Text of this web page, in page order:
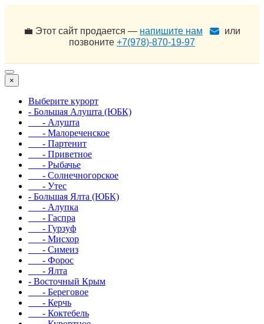
💼 Этот сайт продается — напишите нам
или
позвоните +7(978)-870-19-97
×
Выберите курорт
- Большая Алушта (ЮБК)
- Алушта
- Малореченское
- Партенит
- Приветное
- Рыбачье
- Солнечногорское
- Утес
- Большая Ялта (ЮБК)
- Алупка
- Гаспра
- Гурзуф
- Мисхор
- Симеиз
- Форос
- Ялта
- Восточный Крым
- Береговое
- Керчь
- Коктебель